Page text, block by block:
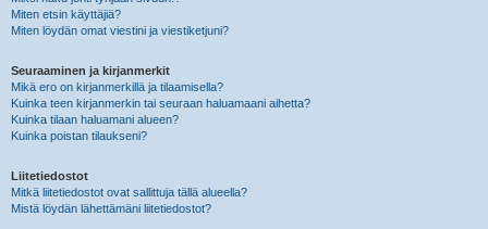
Miten etsin käyttäjiä?
Miten löydän omat viestini ja viestiketjuni?
Seuraaminen ja kirjanmerkit
Mikä ero on kirjanmerkillä ja tilaamisella?
Kuinka teen kirjanmerkin tai seuraan haluamaani aihetta?
Kuinka tilaan haluamani alueen?
Kuinka poistan tilaukseni?
Liitetiedostot
Mitkä liitetiedostot ovat sallittuja tällä alueella?
Mistä löydän lähettämäni liitetiedostot?